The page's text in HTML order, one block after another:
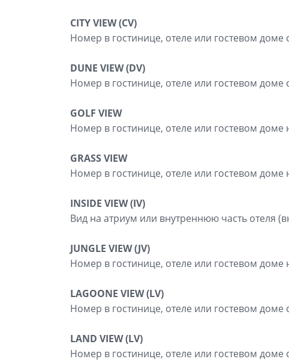
CITY VIEW (CV)
Номер в гостинице, отеле или гостевом доме
DUNE VIEW (DV)
Номер в гостинице, отеле или гостевом доме
GOLF VIEW
Номер в гостинице, отеле или гостевом доме
GRASS VIEW
Номер в гостинице, отеле или гостевом доме
INSIDE VIEW (IV)
Вид на атриум или внутреннюю часть отеля
JUNGLE VIEW (JV)
Номер в гостинице, отеле или гостевом доме
LAGOONE VIEW (LV)
Номер в гостинице, отеле или гостевом доме
LAND VIEW (LV)
Номер в гостинице, отеле или гостевом доме